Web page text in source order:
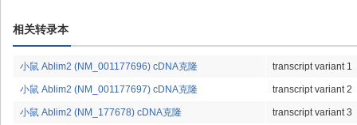
相关转录本
小鼠 Ablim2 (NM_001177696) cDNA克隆 transcript variant 1
小鼠 Ablim2 (NM_001177697) cDNA克隆 transcript variant 2
小鼠 Ablim2 (NM_177678) cDNA克隆 transcript variant 3